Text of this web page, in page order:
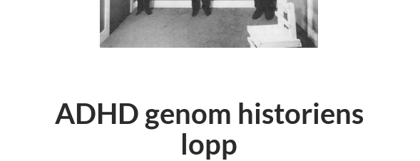
ADHD genom historiens
lopp